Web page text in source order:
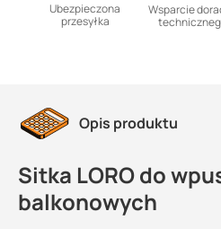
Ubezpieczona
przesyłka
Wsparcie
Opis produktu
Sitka LORO do
balkonowych